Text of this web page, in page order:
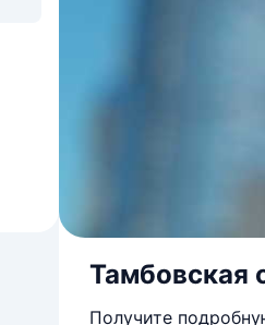
Тамбовская
Получите